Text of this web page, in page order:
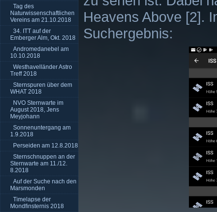
Tag des
Naturwissenschaftlichen
Vereins am 21.10.2018
34. ITT auf der
Emberger Alm, Okt. 2018
Andromedanebel am
10.10.2018
Westhavelländer Astro
Treff 2018
Sternspuren über dem
WHAT 2018
NVO Sternwarte im
August 2018, Jens
Meyjohann
Sonnenuntergang am
1.9.2018
Perseiden am 12.8.2018
Sternschnuppen an der
Sternwarte am 11./12.
8.2018
Auf der Suche nach den
Marsmonden
Timelapse der
Mondfinsternis 2018
Heavens Above [2].
Suchergebnis: